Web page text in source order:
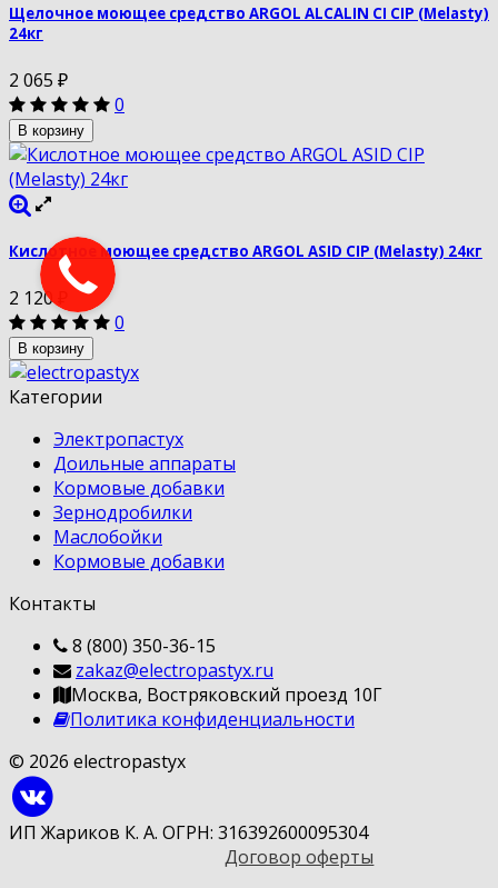
Щелочное моющее средство ARGOL ALCALIN CI CIP (Melasty)
24кг
2 065 ₽
0
В корзину
Кислотное моющее средство ARGOL ASID CIP (Melasty) 24кг
2 120
0
В корзину
Категории
Электропастух
Доильные аппараты
Кормовые добавки
Зернодробилки
Маслобойки
Кормовые добавки
Контакты
8 (800) 350-36-15
zakaz@electropastyx.ru
Москва, Востряковский проезд 10Г
Политика конфиденциальности
© 2026 electropastyx
ИП Жариков К. А. ОГРН: 316392600095304
Договор оферты